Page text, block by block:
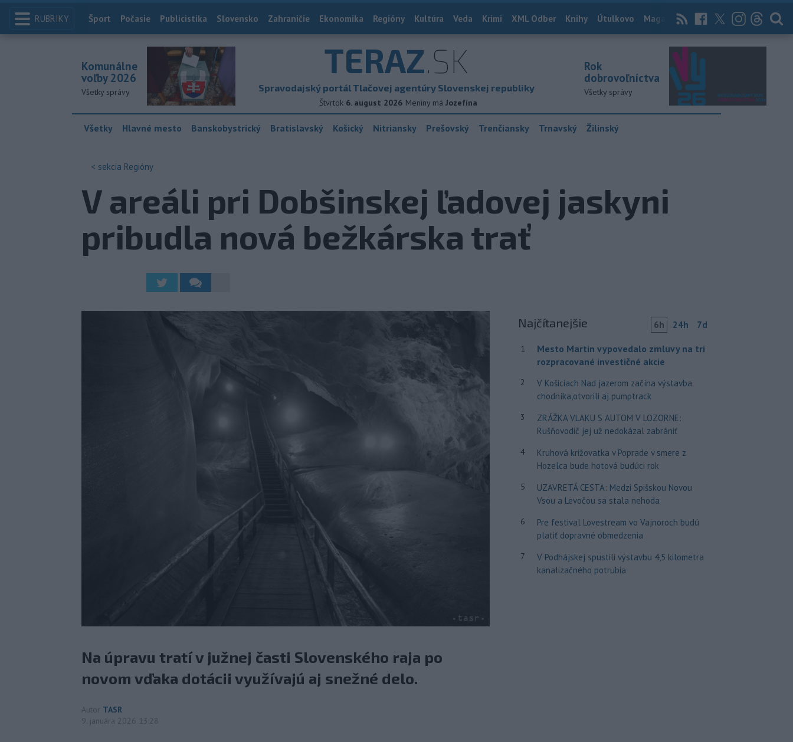
RUBRIKY Index
Šport Počasie Publicistika Slovensko Zahraničie Ekonomika Regióny Kultúra Veda Krimi XML Odber Knihy Útulkovo Magazín News Now Archív
TERAZ.SK
Spravodajský portál Tlačovej agentúry Slovenskej republiky
Štvrtok 6. august 2026 Meniny má Jozefína
Komunálne
voľby 2026
Všetky správy
Rok
dobrovoľníctva
Všetky správy
Všetky Hlavné mesto Banskobystrický Bratislavský Košický Nitriansky Prešovský Trenčiansky Trnavský Žilinský
< sekcia Regióny
V areáli pri Dobšinskej ľadovej jaskyni
pribudla nová bežkárska trať
Na úpravu tratí v južnej časti Slovenského raja po
novom vďaka dotácii využívajú aj snežné delo.
Autor TASR
9. januára 2026 13:28
Najčítanejšie 6h 24h 7d
1
Mesto Martin vypovedalo zmluvy na tri
rozpracované investičné akcie
2
V Košiciach Nad jazerom začína výstavba
chodníka,otvorili aj pumptrack
3
ZRÁŽKA VLAKU S AUTOM V LOZORNE:
Rušňovodič jej už nedokázal zabrániť
4
Kruhová križovatka v Poprade v smere z
Hozelca bude hotová budúci rok
5
UZAVRETÁ CESTA: Medzi Spišskou Novou
Vsou a Levočou sa stala nehoda
6
Pre festival Lovestream vo Vajnoroch budú
platiť dopravné obmedzenia
7
V Podhájskej spustili výstavbu 4,5 kilometra
kanalizačného potrubia